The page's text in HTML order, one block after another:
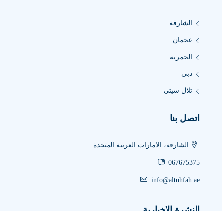
الشارقة
عجمان
الحمرية
دبي
تلال سيتى
اتصل بنا
الشارقة، الامارات العربية المتحدة
067675375
info@altuhfah.ae